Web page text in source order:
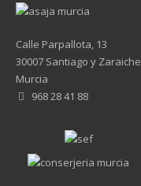
Calle Parpallota, 13
30007 Santiago y Zaraiche
Murcia
968 28 41 88